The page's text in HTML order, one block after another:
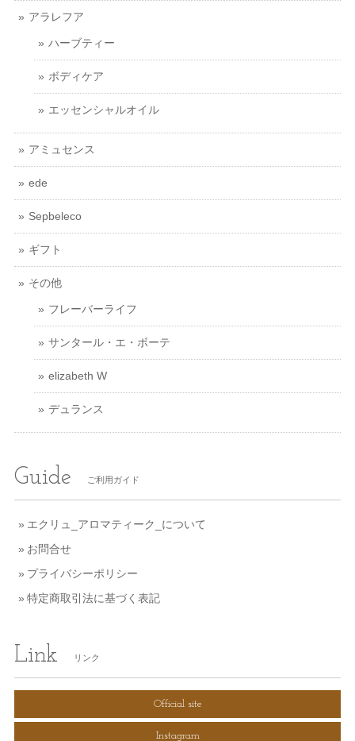
アラレフア
ハーブティー
ボディケア
エッセンシャルオイル
アミュセンス
ede
Sepbeleco
ギフト
その他
フレーバーライフ
サンタール・エ・ボーテ
elizabeth W
デュランス
Guide ご利用ガイド
エクリュ_アロマティーク_について
お問合せ
プライバシーポリシー
特定商取引法に基づく表記
Link リンク
Official site
Instagram